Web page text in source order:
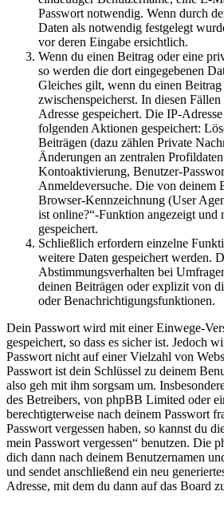
Passwort notwendig. Wenn durch
Daten als notwendig festgelegt
vor deren Eingabe ersichtlich.
Wenn du einen Beitrag oder eine
so werden die dort eingegebenen
Gleiches gilt, wenn du einen
zwischenspeicherst. In diesen
Adresse gespeichert. Die IP-
folgenden Aktionen gespeichert:
Beiträgen (dazu zählen Private
Änderungen an zentralen
Kontoaktivierung, Benutzer-
Anmeldeversuche. Die von deinem
Browser-Kennzeichnung (User
ist online?“-Funktion angezeigt und
gespeichert.
Schließlich erfordern einzelne
weitere Daten gespeichert werden.
Abstimmungsverhalten bei
deinen Beiträgen oder explizit von
oder Benachrichtigungsfunktionen.
Dein Passwort wird mit einer Einwege-
gespeichert, so dass es sicher ist. Jedoch
Passwort nicht auf einer Vielzahl von
Passwort ist dein Schlüssel zu deinem
also geh mit ihm sorgsam um.
des Betreibers, von phpBB Limited oder
berechtigterweise nach deinem Passwort
Passwort vergessen haben, so kannst du
mein Passwort vergessen“ benutzen. Die
dich dann nach deinem Benutzernamen
und sendet anschließend ein neu
Adresse, mit dem du dann auf das Board